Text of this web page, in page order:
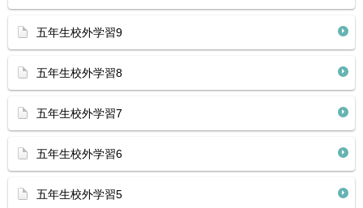
五年生校外学習9
五年生校外学習8
五年生校外学習7
五年生校外学習6
五年生校外学習5